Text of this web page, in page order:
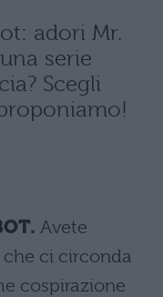
adori Mr.
serie
Scegli
Avete
ci circonda
cospirazione